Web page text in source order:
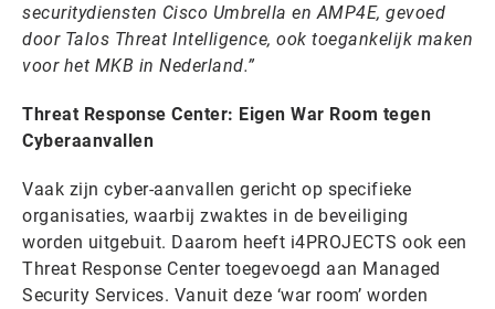
securitydiensten Cisco Umbrella en AMP4E, gevoed
door Talos Threat Intelligence, ook toegankelijk maken
voor het MKB in Nederland.”
Threat Response Center: Eigen War Room tegen
Cyberaanvallen
Vaak zijn cyber-aanvallen gericht op specifieke
organisaties, waarbij zwaktes in de beveiliging
worden uitgebuit. Daarom heeft i4PROJECTS ook een
Threat Response Center toegevoegd aan Managed
Security Services. Vanuit deze ‘war room’ worden